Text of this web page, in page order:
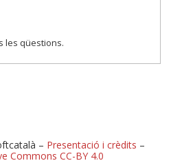
les qüestions.
– Presentació i crèdits –
Commons CC-BY 4.0